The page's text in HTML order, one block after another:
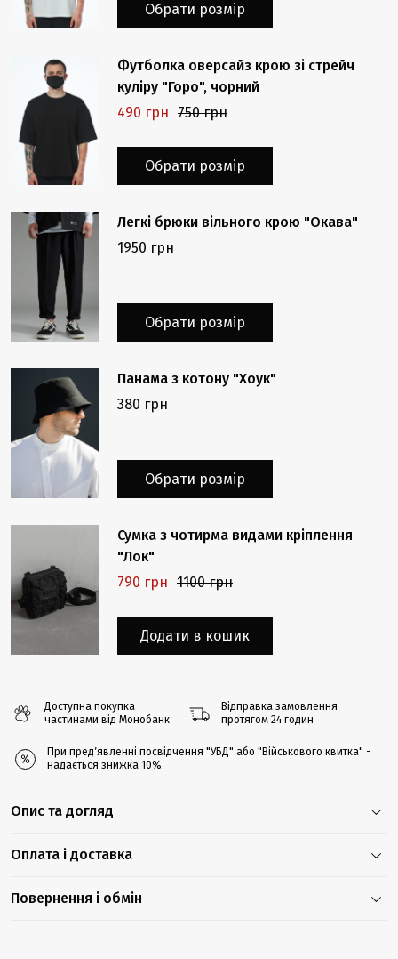
Обрати розмір
Футболка оверсайз крою зі стрейч
куліру "Горо", чорний
490 грн 750 грн
Обрати розмір
Легкі брюки вільного крою "Окава"
1950 грн
Обрати розмір
Панама з котону "Хоук"
380 грн
Обрати розмір
Сумка з чотирма видами кріплення
"Лок"
790 грн 1100 грн
Додати в кошик
Доступна покупка
частинами від Монобанк
Відправка замовлення
протягом 24 годин
При предʼявленні посвідчення "УБД" або "Військового квитка" -
надається знижка 10%.
Опис та догляд
Оплата і доставка
Повернення і обмін